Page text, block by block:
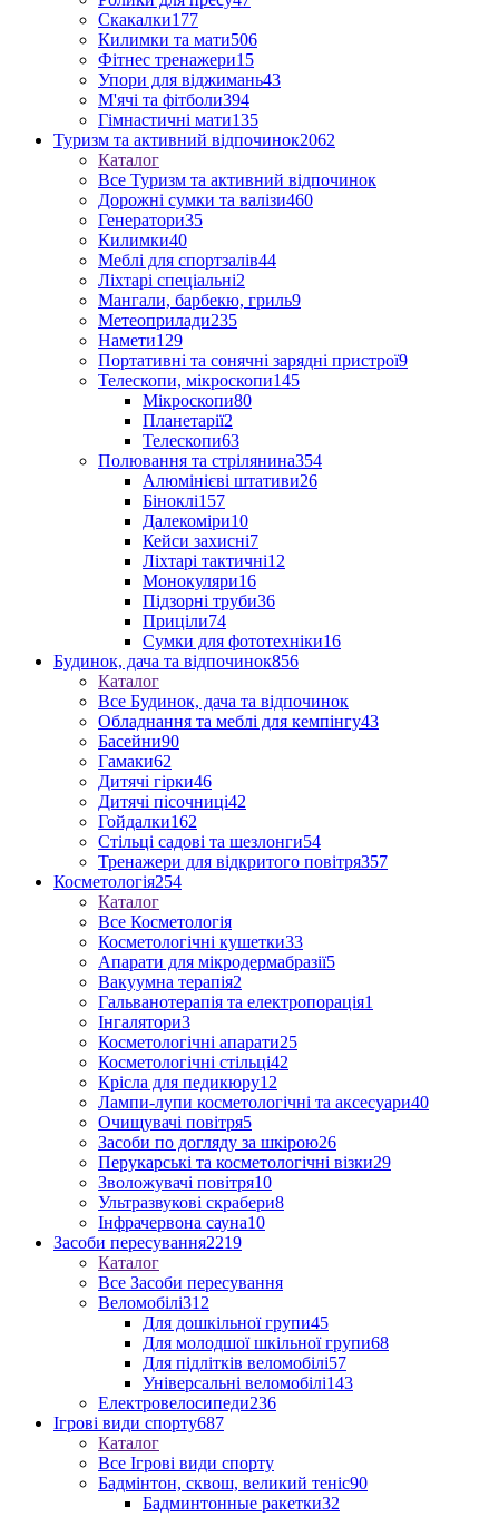
Скакалки177
Килимки та мати506
Фітнес тренажери15
Упори для віджимань43
М'ячі та фітболи394
Гімнастичні мати135
Туризм та активний відпочинок2062
Каталог
Все Туризм та активний відпочинок
Дорожні сумки та валізи460
Генератори35
Килимки40
Меблі для спортзалів44
Ліхтарі спеціальні2
Мангали, барбекю, гриль9
Метеоприлади235
Намети129
Портативні та сонячні зарядні пристрої9
Телескопи, мікроскопи145
Мікроскопи80
Планетарії2
Телескопи63
Полювання та стрілянина354
Алюмінієві штативи26
Біноклі157
Далекоміри10
Кейси захисні7
Ліхтарі тактичні12
Монокуляри16
Підзорні труби36
Приціли74
Сумки для фототехніки16
Будинок, дача та відпочинок856
Каталог
Все Будинок, дача та відпочинок
Обладнання та меблі для кемпінгу43
Басейни90
Гамаки62
Дитячі гірки46
Дитячі пісочниці42
Гойдалки162
Стільці садові та шезлонги54
Тренажери для відкритого повітря357
Косметологія254
Каталог
Все Косметологія
Косметологічні кушетки33
Апарати для мікродермабразії5
Вакуумна терапія2
Гальванотерапія та електропорація1
Інгалятори3
Косметологічні апарати25
Косметологічні стільці42
Крісла для педикюру12
Лампи-лупи косметологічні та аксесуари40
Очищувачі повітря5
Засоби по догляду за шкірою26
Перукарські та косметологічні візки29
Зволожувачі повітря10
Ультразвукові скрабери8
Інфрачервона сауна10
Засоби пересування2219
Каталог
Все Засоби пересування
Веломобілі312
Для дошкільної групи45
Для молодшої шкільної групи68
Для підлітків веломобілі57
Універсальні веломобілі143
Електровелосипеди236
Ігрові види спорту687
Каталог
Все Ігрові види спорту
Бадмінтон, сквош, великий теніс90
Бадминтонные ракетки32